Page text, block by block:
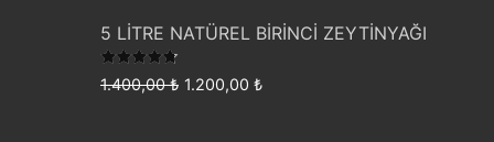
5 LİTRE NATÜREL BİRİNCİ ZEYTİNYAĞI
5 üzerinden
4.50oy
1.400,00₺ Orijinal
1.200,00 ₺Şu